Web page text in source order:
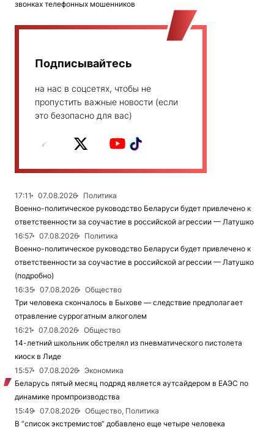
звонках телефонных мошенников
Подписывайтесь
на нас в соцсетях, чтобы не
пропустить важные новости (если
это безопасно для вас)
17:11 07.08.2026
Политика
Военно-политическое руководство Беларуси будет привлечено к
ответственности за соучастие в российской агрессии — Латушко
16:57
07.08.2026
Политика
Военно-политическое руководство Беларуси будет привлечено к
ответственности за соучастие в российской агрессии — Латушко
(подробно)
16:35
07.08.2026
Общество
Три человека скончалось в Быхове — следствие предполагает
отравление суррогатным алкоголем
16:21
07.08.2026
Общество
14-летний школьник обстрелял из пневматического пистолета
киоск в Лиде
15:57
07.08.2026
Экономика
Беларусь пятый месяц подряд является аутсайдером в ЕАЭС по
динамике промпроизводства
15:49
07.08.2026
Общество, Политика
В “список экстремистов“ добавлено еще четыре человека